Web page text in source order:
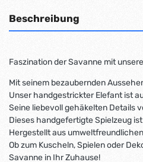
Beschreibung
Faszination der Savanne mit
Mit seinem bezaubernden
Unser handgestrickter Elefant ist
Seine liebevoll gehäkelten Details
Dieses handgefertigte Spielzeug
Hergestellt aus
Ob zum Kuscheln, Spielen oder
Savanne in Ihr Zuhause!